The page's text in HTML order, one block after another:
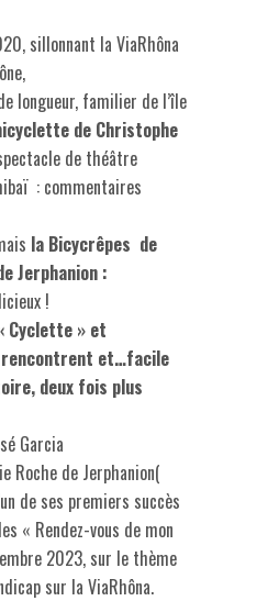
sillonnant la ViaRhôna
longueur, familier de l’île
de Christophe
de théâtre
: commentaires
la Bicycrêpes de
Jerphanion :
!
Cyclette » et
rencontrent et…facile
deux fois plus
Garcia
Roche de Jerphanion(
de ses premiers succès
« Rendez-vous de mon
2023, sur le thème
sur la ViaRhôna.